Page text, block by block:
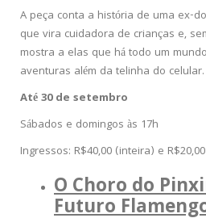
A peça conta a história de uma ex-
que vira cuidadora de crianças e,
mostra a elas que há todo um
aventuras além da telinha do celular.
Até 30 de setembro
Sábados e domingos às 17h
Ingressos: R$40,00 (inteira) e
O Choro do
Futuro